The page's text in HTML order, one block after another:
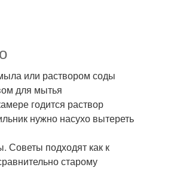
или раствором соды
для мытья
годится раствор
нужно насухо вытереть
Советы подходят как к
старому